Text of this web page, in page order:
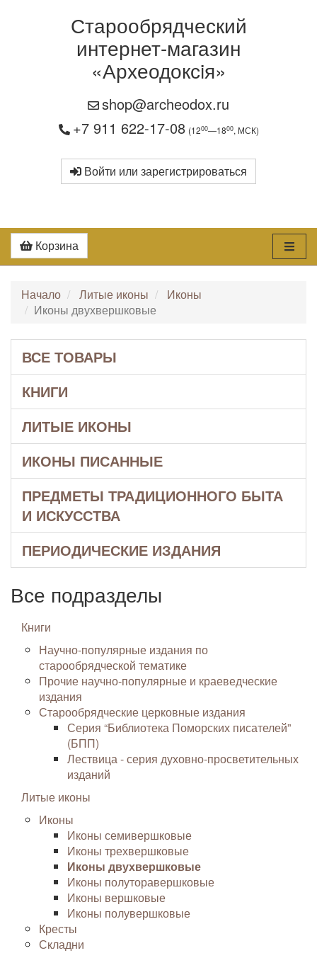
Старообрядческий
интернет-магазин
«Археодоксiя»
shop@archeodox.ru
+7 911 622-17-08 (1200—1800, МСК)
Войти или зарегистрироваться
Корзина
Начало Литые иконы
Иконы
Иконы двухвершковые
ВСЕ ТОВАРЫ
КНИГИ
ЛИТЫЕ ИКОНЫ
ИКОНЫ ПИСАННЫЕ
ПРЕДМЕТЫ ТРАДИЦИОННОГО БЫТА
И ИСКУССТВА
ПЕРИОДИЧЕСКИЕ ИЗДАНИЯ
Все подразделы
Книги
Научно-популярные издания по
старообрядческой тематике
Прочие научно-популярные и краеведческие
издания
Старообрядческие церковные издания
Серия “Библиотека Поморских писателей”
(БПП)
Лествица - серия духовно-просветительных
изданий
Литые иконы
Иконы
Иконы семивершковые
Иконы трехвершковые
Иконы двухвершковые
Иконы полуторавершковые
Иконы вершковые
Иконы полувершковые
Кресты
Складни